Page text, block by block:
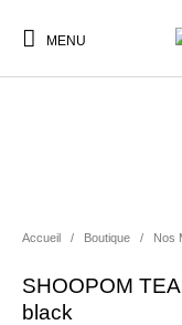
MENU
Vêtements Garçons
Accueil / Boutique / Nos
SHOOPOM
black